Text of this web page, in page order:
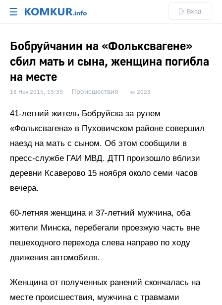
☰ Вход
Бобруйчанин на «Фольксвагене»
сбил мать и сына, женщина погибла
на месте
16 Ноя 2015, 15:35 Происшествия 2023
41-летний житель Бобруйска за рулем
«Фольксвагена» в Пуховичском районе совершил
наезд на мать с сыном. Об этом сообщили в
пресс-службе ГАИ МВД. ДТП произошло вблизи
деревни Ксаверово 15 ноября около семи часов
вечера.
60-летняя женщина и 37-летний мужчина, оба
жители Минска, перебегали проезжую часть вне
пешеходного перехода слева направо по ходу
движения автомобиля.
Женщина от полученных ранений скончалась на
месте происшествия, мужчина с травмами